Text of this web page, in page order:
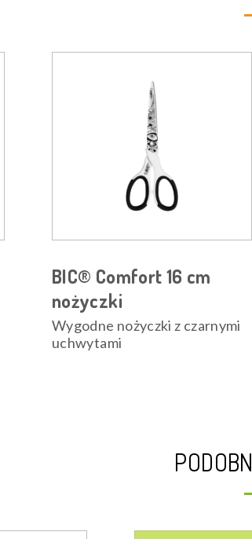
BIC® Comfort 16 cm
nożyczki
Wygodne nożyczki z czarnymi
uchwytami